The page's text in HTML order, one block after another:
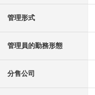
管理形式
管理員的勤務形態
分售公司